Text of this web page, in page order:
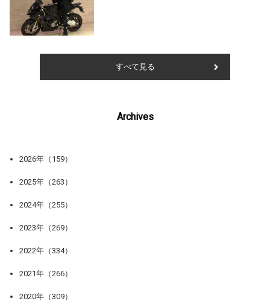
すべて見る
Archives
2026年（159）
2025年（263）
2024年（255）
2023年（269）
2022年（334）
2021年（266）
2020年（309）